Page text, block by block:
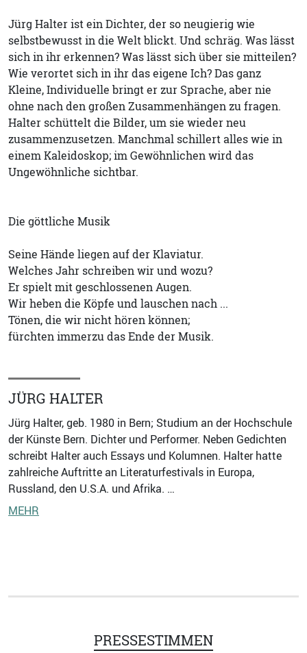
Jürg Halter ist ein Dichter, der so neugierig wie
selbstbewusst in die Welt blickt. Und schräg. Was lässt
sich in ihr erkennen? Was lässt sich über sie mitteilen?
Wie verortet sich in ihr das eigene Ich? Das ganz
Kleine, Individuelle bringt er zur Sprache, aber nie
ohne nach den großen Zusammenhängen zu fragen.
Halter schüttelt die Bilder, um sie wieder neu
zusammenzusetzen. Manchmal schillert alles wie in
einem Kaleidoskop; im Gewöhnlichen wird das
Ungewöhnliche sichtbar.
Die göttliche Musik
Seine Hände liegen auf der Klaviatur.
Welches Jahr schreiben wir und wozu?
Er spielt mit geschlossenen Augen.
Wir heben die Köpfe und lauschen nach ...
Tönen, die wir nicht hören können;
fürchten immerzu das Ende der Musik.
JÜRG HALTER
Jürg Halter, geb. 1980 in Bern; Studium an der Hochschule
der Künste Bern. Dichter und Performer. Neben Gedichten
schreibt Halter auch Essays und Kolumnen. Halter hatte
zahlreiche Auftritte an Literaturfestivals in Europa,
Russland, den U.S.A. und Afrika. …
MEHR
PRESSESTIMMEN